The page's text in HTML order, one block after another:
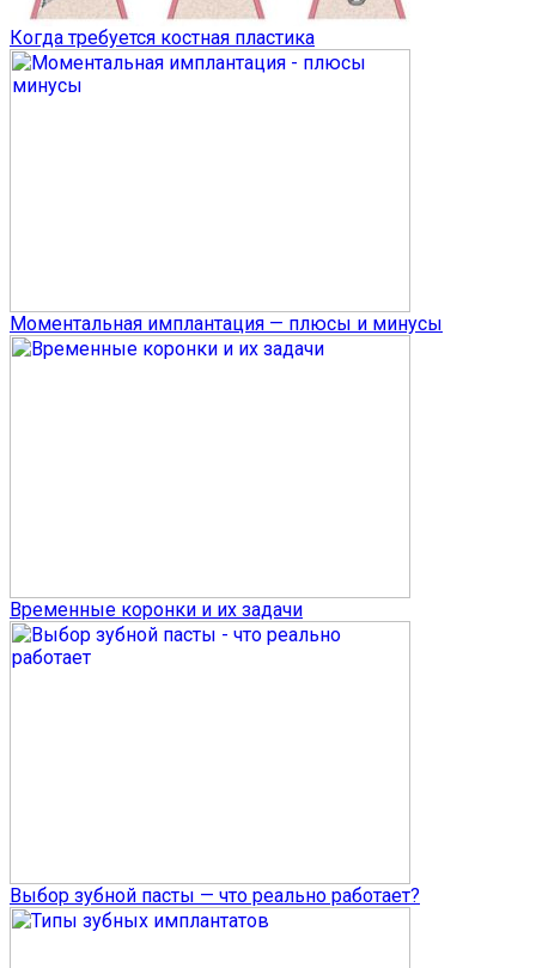
Когда требуется костная пластика
Моментальная имплантация — плюсы и минусы
Временные коронки и их задачи
Выбор зубной пасты — что реально работает?